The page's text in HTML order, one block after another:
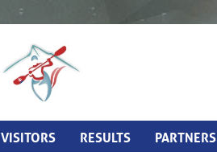
VISITORS RESULTS PARTNERS